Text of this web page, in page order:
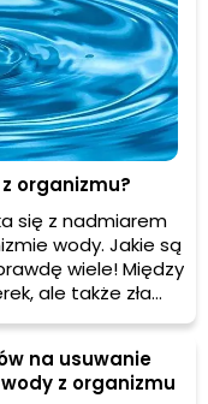
organizmu?
się z nadmiarem
wody. Jakie są
wiele! Między
ale także zła
się
sama zwalczyć
organizmie i
powinnaś zrobić!
na usuwanie
z organizmu